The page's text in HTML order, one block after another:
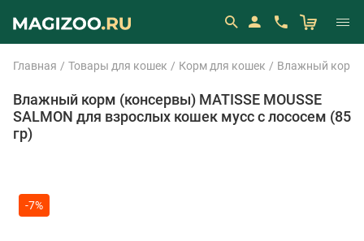
Главная Товары для кошек Корм для кошек Влажный корм
Влажный корм (консервы) MATISSE MOUSSE
SALMON для взрослых кошек мусс с лососем (85
гр)
-7%